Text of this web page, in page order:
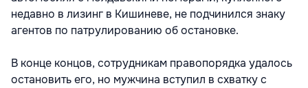
недавно в лизинг в Кишиневе, не подчинился знаку
агентов по патрулированию об остановке.
В конце концов, сотрудникам правопорядка удалось
остановить его, но мужчина вступил в схватку с